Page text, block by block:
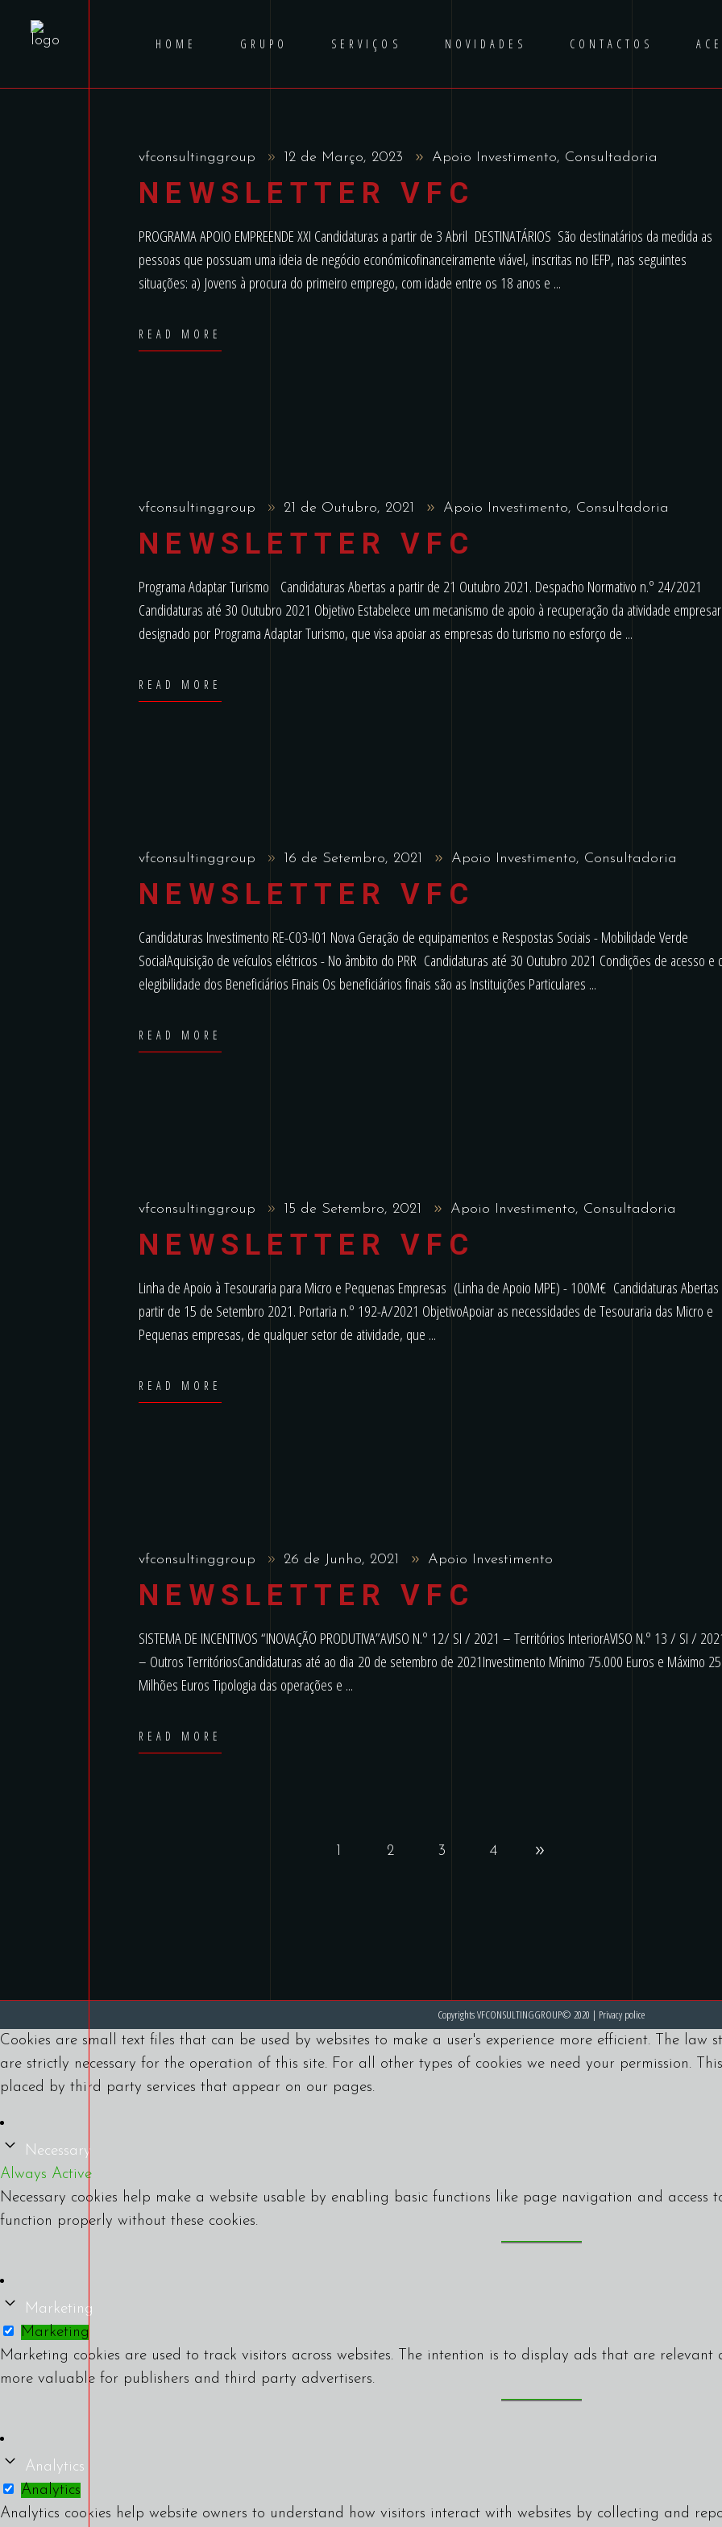
HOME GRUPO SERVIÇOS NOVIDADES CONTACTOS
vfconsultinggroup 12 de Março, 2023 Apoio Investimento, Consultadoria
NEWSLETTER VFC
PROGRAMA APOIO EMPREENDE XXI Candidaturas a partir de 3 Abril DESTINATÁRIOS São destinatários da medida as
pessoas que possuam uma ideia de negócio económicofinanceiramente viável, inscritas no IEFP, nas seguintes
situações: a) Jovens à procura do primeiro emprego, com idade entre os 18 anos e
READ MORE
vfconsultinggroup 21 de Outubro, 2021 Apoio Investimento, Consultadoria
NEWSLETTER VFC
Programa Adaptar Turismo Candidaturas Abertas a partir de 21 Outubro 2021. Despacho Normativo n.º 24/2021
Candidaturas até 30 Outubro 2021 Objetivo Estabelece um mecanismo de apoio à recuperação da atividade
designado por Programa Adaptar Turismo, que visa apoiar as empresas do turismo no esforço de
READ MORE
vfconsultinggroup 16 de Setembro, 2021 Apoio Investimento, Consultadoria
NEWSLETTER VFC
Candidaturas Investimento RE-C03-I01 Nova Geração de equipamentos e Respostas Sociais - Mobilidade Verde
SocialAquisição de veículos elétricos - No âmbito do PRR Candidaturas até 30 Outubro 2021 Condições de acesso e
elegibilidade dos Beneficiários Finais Os beneficiários finais são as Instituições Particulares
READ MORE
vfconsultinggroup 15 de Setembro, 2021 Apoio Investimento, Consultadoria
NEWSLETTER VFC
Linha de Apoio à Tesouraria para Micro e Pequenas Empresas (Linha de Apoio MPE) - 100M€ Candidaturas Abertas
partir de 15 de Setembro 2021. Portaria n.º 192-A/2021 ObjetivoApoiar as necessidades de Tesouraria das Micro e
Pequenas empresas, de qualquer setor de atividade, que
READ MORE
vfconsultinggroup 26 de Junho, 2021 Apoio Investimento
NEWSLETTER VFC
SISTEMA DE INCENTIVOS “INOVAÇÃO PRODUTIVA”AVISO N.º 12/ SI / 2021 – Territórios InteriorAVISO N.º 13 / SI /
– Outros TerritóriosCandidaturas até ao dia 20 de setembro de 2021Investimento Mínimo 75.000 Euros e Máximo 25
Milhões Euros Tipologia das operações e
READ MORE
1 2 3 4
Copyrights VFCONSULTINGGROUP© 2020 | Privacy police
Cookies are small text files that can be used by websites to make a user's experience more efficient. The law
are strictly necessary for the operation of this site. For all other types of cookies we need your permission.
placed by third party services that appear on our pages.
Necessary
Always Active
Necessary cookies help make a website usable by enabling basic functions like page navigation and access
function properly without these cookies.
Marketing
Marketing
Marketing cookies are used to track visitors across websites. The intention is to display ads that are
more valuable for publishers and third party advertisers.
Analytics
Analytics
Analytics cookies help website owners to understand how visitors interact with websites by collecting and